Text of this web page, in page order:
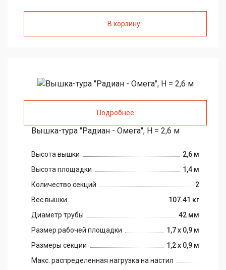
В корзину
Подробнее
Вышка-тура "Радиан - Омега", H = 2,6 м
Высота вышки
2,6 м
Высота площадки
1,4 м
Количество секций
2
Вес вышки
107.41 кг
Диаметр трубы
42 мм
Размер рабочей площадки
1,7 х 0,9 м
Размеры секции
1,2 х 0,9 м
Макс. распределенная нагрузка на настил